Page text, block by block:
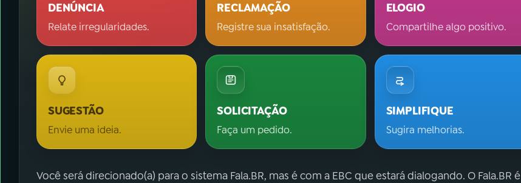
DENÚNCIA
Relate irregularidades.
RECLAMAÇÃO
Registre sua insatisfação.
ELOGIO
Compartilhe algo positivo.
SUGESTÃO
Envie uma ideia.
SOLICITAÇÃO
Faça um pedido.
SIMPLIFIQUE
Sugira melhorias.
Você será direcionado(a) para o sistema Fala.BR, mas é com a EBC que estará dialogando. O Fala.BR é